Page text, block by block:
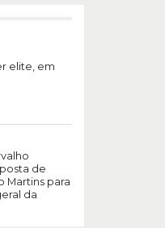
elite, em
de
Martins para
da